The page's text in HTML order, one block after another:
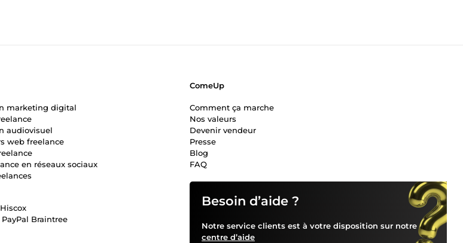
Besoin d’aide ?
Notre service clients est à votre disposition sur notre
centre d’aide
Braintree
marketing digital
audiovisuel
web freelance
en réseaux sociaux
ComeUp
Comment ça marche
Nos valeurs
Devenir vendeur
Presse
Blog
FAQ